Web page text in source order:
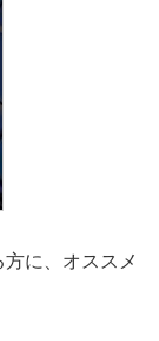
に、オススメ